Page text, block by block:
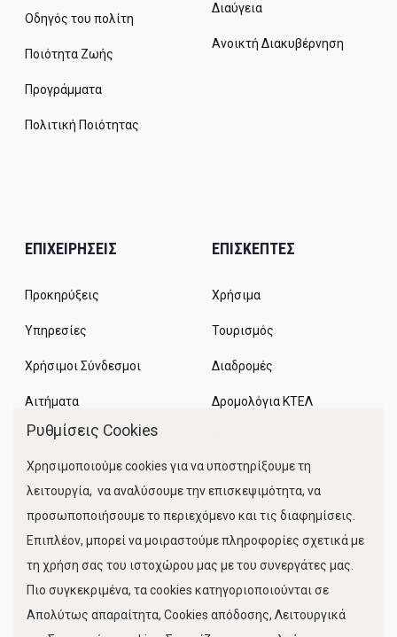
Οδηγός του πολίτη
Ποιότητα Ζωής
Προγράμματα
Πολιτική Ποιότητας
Διαύγεια
Ανοικτή Διακυβέρνηση
ΕΠΙΧΕΙΡΗΣΕΙΣ
Προκηρύξεις
Υπηρεσίες
Χρήσιμοι Σύνδεσμοι
Αιτήματα
ΕΠΙΣΚΕΠΤΕΣ
Χρήσιμα
Τουρισμός
Διαδρομές
Δρομολόγια ΚΤΕΛ
Κίνηση Λιμένος
Ρυθμίσεις Cookies
Χρησιμοποιούμε cookies για να υποστηρίξουμε τη
λειτουργία, να αναλύσουμε την επισκεψιμότητα, να
προσωποποιήσουμε το περιεχόμενο και τις διαφημίσεις.
Επιπλέον, μπορεί να μοιραστούμε πληροφορίες σχετικά με
τη χρήση σας του ιστοχώρου μας με του συνεργάτες μας.
Πιο συγκεκριμένα, τα cookies κατηγοριοποιούνται σε
Απολύτως απαραίτητα, Cookies απόδοσης, Λειτουργικά